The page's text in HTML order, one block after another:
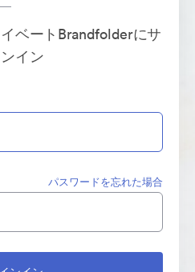
ベートBrandfolderにサ
イン
パスワードを忘れた場合